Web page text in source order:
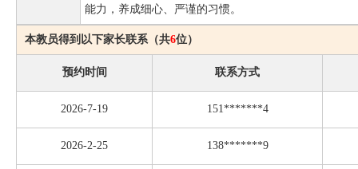
能力，养成细心、严谨的习惯。
本教员得到以下家长联系（共6位）
预约时间 联系方式
2026-7-19 151*******4
2026-2-25 138*******9